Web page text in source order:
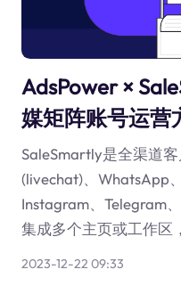
AdsPower ×
媒矩阵账号运营
SaleSmartly是全渠道
(livechat)、WhatsApp
Instagram、Telegram
集成多个主页或工作区
2023-12-22 09:33